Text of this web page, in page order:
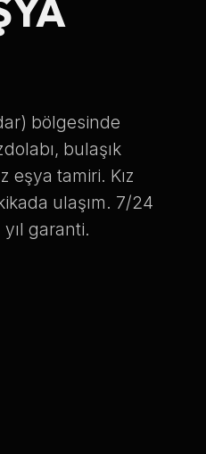
bölgesinde
bulaşık
eşya tamiri. Kız
ulaşım. 7/24
garanti.
Çağır